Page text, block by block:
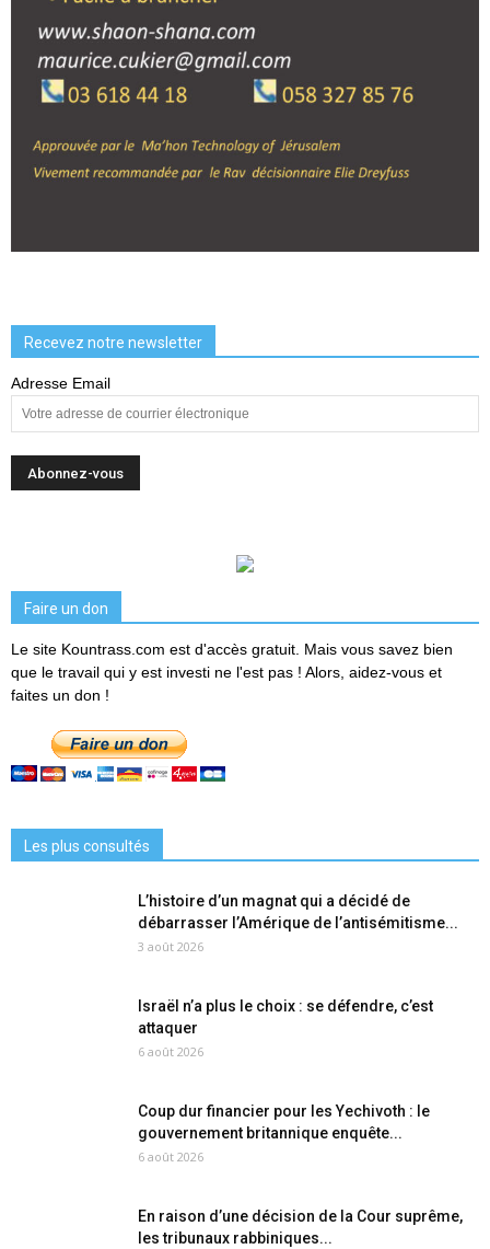
Recevez notre newsletter
Adresse Email
Faire un don
Le site Kountrass.com est d'accès gratuit. Mais vous savez bien
que le travail qui y est investi ne l'est pas ! Alors, aidez-vous et
faites un don !
Les plus consultés
L’histoire d’un magnat qui a décidé de
débarrasser l’Amérique de l’antisémitisme...
3 août 2026
Israël n’a plus le choix : se défendre, c’est
attaquer
6 août 2026
Coup dur financier pour les Yechivoth : le
gouvernement britannique enquête...
6 août 2026
En raison d’une décision de la Cour suprême,
les tribunaux rabbiniques...